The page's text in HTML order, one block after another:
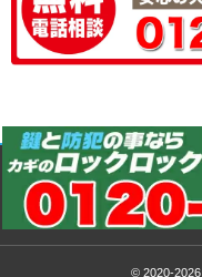
© 2020-2026